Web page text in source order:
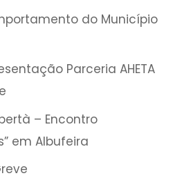
do Município
Parceria AHETA
– Encontro
em Albufeira